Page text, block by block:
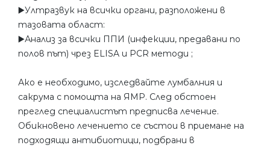
▶️Ултразвук на всички органи, разположени в
тазовата област:
▶️Анализ за всички ППИ (инфекции, предавани по
полов път) чрез ELISA и PCR методи ;
Ако е необходимо, изследвайте лумбалния и
сакрума с помощта на ЯМР. След обстоен
преглед специалистът предписва лечение.
Обикновено лечението се състои в приемане на
подходящи антибиотици, подбрани в